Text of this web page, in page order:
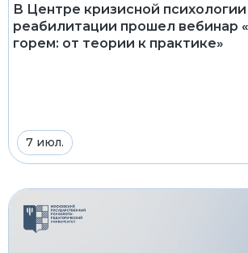
В Центре кризисной
реабилитации прошел вебинар
горем: от теории к практике»
7 июл.